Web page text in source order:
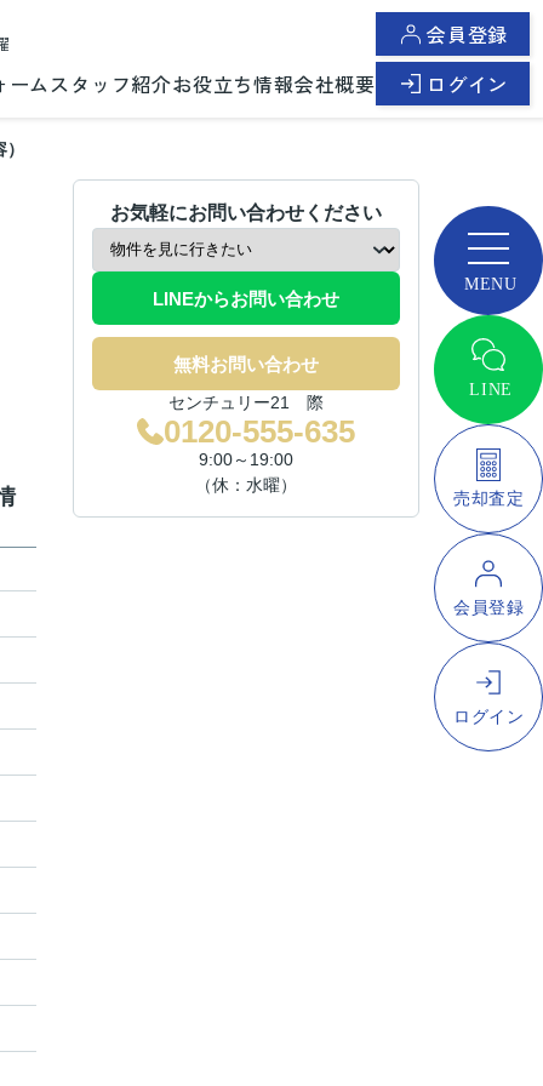
ーム スタッフ紹介お役立ち情報会社概要
会員登録
ログイン
お気軽にお問い合わせください
LINEからお問い合わせ
無料お問い合わせ
センチュリー21 際
0120-555-635
9:00～19:00
（休：水曜）